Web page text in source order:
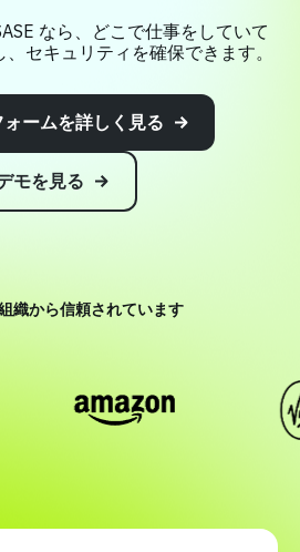
なら、どこで仕事をしていて
セキュリティを確保できます。
ームを詳しく見る
モを見る
織から信頼されています